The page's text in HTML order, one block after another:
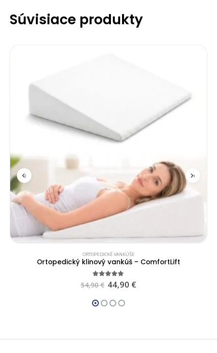
Súvisiace produkty
ORTOPEDICKÉ VANKÚŠE
Ortopedický klinový vankúš – ComfortLift
out of 5
54,90€ 44,90 €
‹ ›